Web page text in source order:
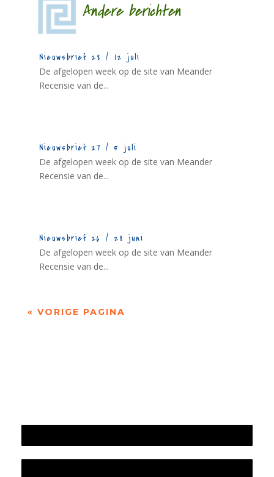
Andere berichten
Nieuwsbrief 28 / 12 juli
De afgelopen week op de site van Meander
Recensie van de...
Nieuwsbrief 27 / 5 juli
De afgelopen week op de site van Meander
Recensie van de...
Nieuwsbrief 26 / 28 juni
De afgelopen week op de site van Meander
Recensie van de...
« VORIGE PAGINA